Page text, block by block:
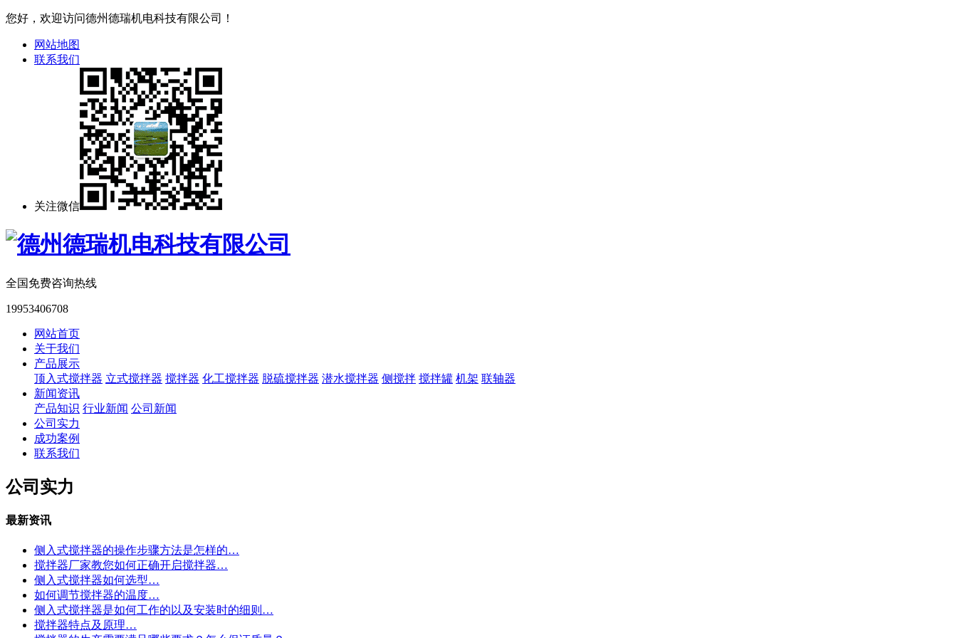
您好，欢迎访问德州德瑞机电科技有限公司！
网站地图
联系我们
关注微信
全国免费咨询热线
19953406708
网站首页
关于我们
产品展示
顶入式搅拌器 立式搅拌器 搅拌器 化工搅拌器 脱硫搅拌器 潜水搅拌器 侧搅拌 搅拌罐 机架 联轴器
新闻资讯
产品知识 行业新闻 公司新闻
公司实力
成功案例
联系我们
公司实力
最新资讯
侧入式搅拌器的操作步骤方法是怎样的…
搅拌器厂家教您如何正确开启搅拌器…
侧入式搅拌器如何选型…
如何调节搅拌器的温度…
侧入式搅拌器是如何工作的以及安装时的细则…
搅拌器特点及原理…